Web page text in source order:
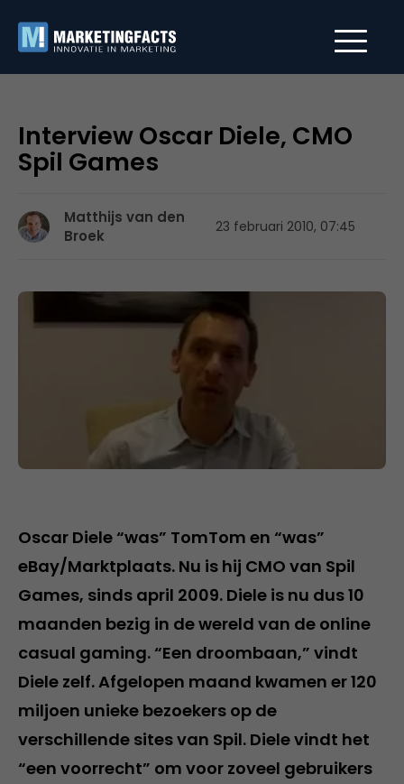
Interview Oscar Diele, CMO
Spil Games
Matthijs van den
Broek
23 februari 2010, 07:45
Oscar Diele “was” TomTom en “was”
eBay/Marktplaats. Nu is hij CMO van Spil
Games, sinds april 2009. Diele is nu dus 10
maanden bezig in de wereld van de online
casual gaming. “Een droombaan,” vindt
Diele zelf. Afgelopen maand kwamen er 120
miljoen unieke bezoekers op de
verschillende sites van Spil. Diele vindt het
“een voorrecht” om voor zoveel gebruikers